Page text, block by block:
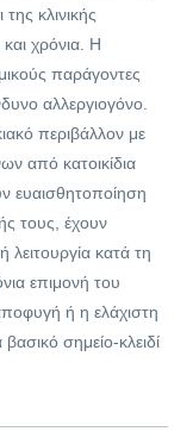
κλινικής
χρόνια. Η
παράγοντες
αλλεργιογόνο.
περιβάλλον με
από κατοικίδια
ευαισθητοποίηση
τους, έχουν
λειτουργία κατά τη
επιμονή του
ή η ελάχιστη
σημείο-κλειδί